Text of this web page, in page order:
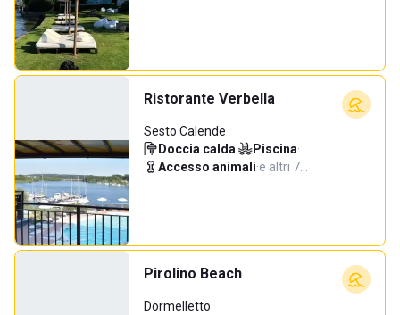
Ristorante Verbella
Sesto Calende
Doccia calda· Piscina·
Accesso animali·e altri 7…
Pirolino Beach
Dormelletto